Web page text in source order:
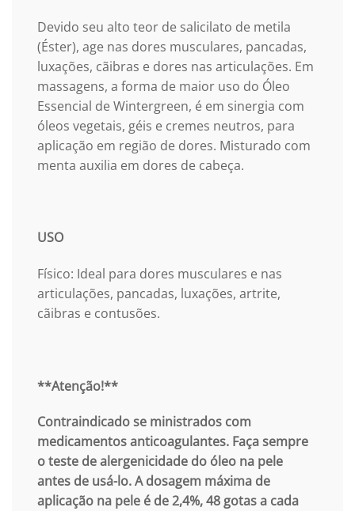
Devido seu alto teor de salicilato de metila
(Éster), age nas dores musculares, pancadas,
luxações, cãibras e dores nas articulações. Em
massagens, a forma de maior uso do Óleo
Essencial de Wintergreen, é em sinergia com
óleos vegetais, géis e cremes neutros, para
aplicação em região de dores. Misturado com
menta auxilia em dores de cabeça.
USO
Físico: Ideal para dores musculares e nas
articulações, pancadas, luxações, artrite,
cãibras e contusões.
**Atenção!**
Contraindicado se ministrados com
medicamentos anticoagulantes. Faça sempre
o teste de alergenicidade do óleo na pele
antes de usá-lo. A dosagem máxima de
aplicação na pele é de 2,4%, 48 gotas a cada